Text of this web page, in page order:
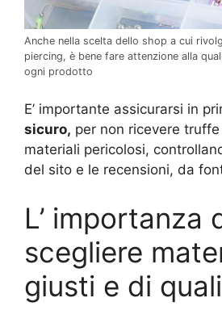
Anche nella scelta dello shop a cui
piercing, è bene fare attenzione alla
ogni prodotto
E’ importante assicurarsi in
sicuro, per non ricevere
materiali pericolosi,
del sito e le recensioni, da
L’ importanza
scegliere
giusti e di